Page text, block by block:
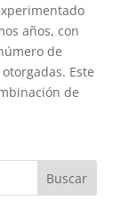
años, con
de
Este
de